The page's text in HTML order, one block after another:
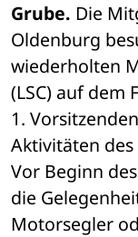
Grube. Die
Oldenburg
wiederholten
(LSC) auf dem
1.
Aktivitäten
Vor Beginn
die
Motorsegler